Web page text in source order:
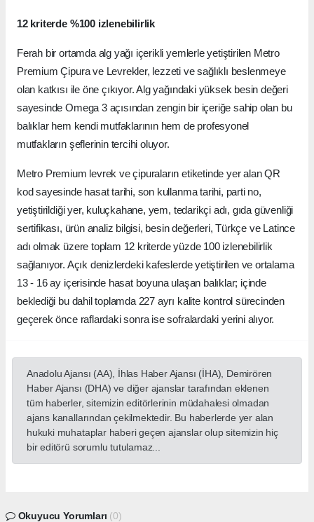
12 kriterde %100 izlenebilirlik
Ferah bir ortamda alg yağı içerikli yemlerle yetiştirilen Metro
Premium Çipura ve Levrekler, lezzeti ve sağlıklı beslenmeye
olan katkısı ile öne çıkıyor. Alg yağındaki yüksek besin değeri
sayesinde Omega 3 açısından zengin bir içeriğe sahip olan bu
balıklar hem kendi mutfaklarının hem de profesyonel
mutfakların şeflerinin tercihi oluyor.
Metro Premium levrek ve çipuraların etiketinde yer alan QR
kod sayesinde hasat tarihi, son kullanma tarihi, parti no,
yetiştirildiği yer, kuluçkahane, yem, tedarikçi adı, gıda güvenliği
sertifikası, ürün analiz bilgisi, besin değerleri, Türkçe ve Latince
adı olmak üzere toplam 12 kriterde yüzde 100 izlenebilirlik
sağlanıyor. Açık denizlerdeki kafeslerde yetiştirilen ve ortalama
13 - 16 ay içerisinde hasat boyuna ulaşan balıklar; içinde
beklediği bu dahil toplamda 227 ayrı kalite kontrol sürecinden
geçerek önce raflardaki sonra ise sofralardaki yerini alıyor.
Anadolu Ajansı (AA), İhlas Haber Ajansı (İHA), Demirören
Haber Ajansı (DHA) ve diğer ajanslar tarafından eklenen
tüm haberler, sitemizin editörlerinin müdahalesi olmadan
ajans kanallarından çekilmektedir. Bu haberlerde yer alan
hukuki muhataplar haberi geçen ajanslar olup sitemizin hiç
bir editörü sorumlu tutulamaz...
Okuyucu Yorumları (0)